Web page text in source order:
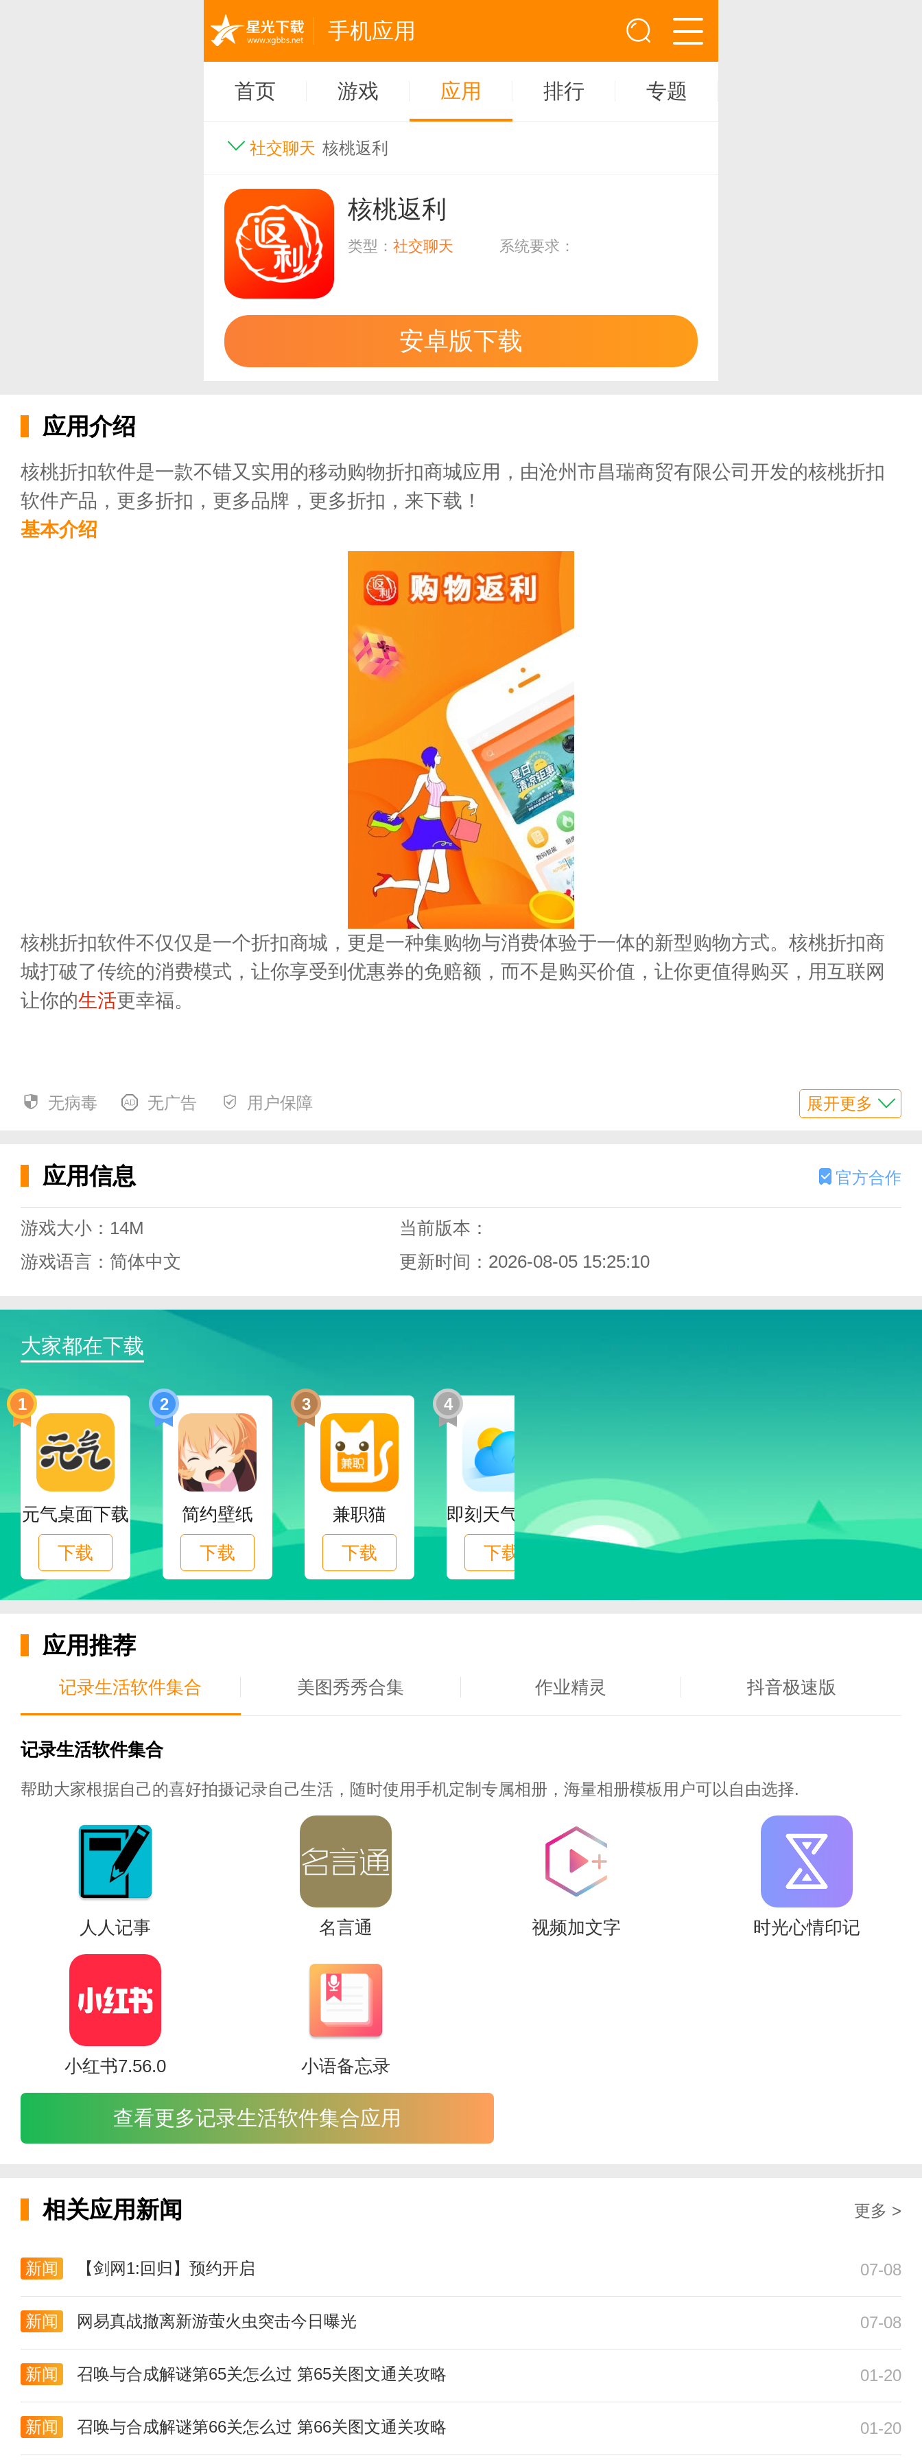
手机应用
首页 游戏 应用 排行 专题
社交聊天 核桃返利
核桃返利
类型： 社交聊天 系统要求：
安卓版下载
应用介绍
核桃折扣软件是一款不错又实用的移动购物折扣商城应用，由沧州市昌瑞商贸有限公司开发的核桃折扣
软件产品，更多折扣，更多品牌，更多折扣，来下载！
基本介绍
核桃折扣软件不仅仅是一个折扣商城，更是一种集购物与消费体验于一体的新型购物方式。核桃折扣商
城打破了传统的消费模式，让你享受到优惠券的免赔额，而不是购买价值，让你更值得购买，用互联网
让你的生活更幸福。
[极限服务]
在线客服已经准备好回答用户问题，所以你一定要回答我。
当天下单当天发货，物流快，让心爱的人早日回家。
新人注册送核桃，可以用核桃扣核桃数，可以参与各种口味。
[质量第一选择]
收集百万商家，最好是百万家电，严格执行12类筛选流程，确保每一件商品都是好的。
软件优势
核桃返利是核桃的购物申请，可以抵扣，也可以购买。
用户可以选择不同的产品，参与活动，获得超值优惠券，享受购物优惠券的全面减免，使用核桃直接抵
扣金额。平台引导供应链源头，通过降低价格初始化让用户自由消费，更有趣的活动提升了核桃在应用
无病毒 无广告 用户保障 展开更多
应用信息 官方合作
游戏大小：14M
当前版本：
游戏语言：简体中文
更新时间：2026-08-05 15:25:10
大家都在下载
1
元气桌面下载
下载
2
简约壁纸
下载
3
兼职猫
下载
4
即刻天气App官网版
下载
下载
应用推荐
记录生活软件集合 美图秀秀合集 作业精灵 抖音极速版
记录生活软件集合
帮助大家根据自己的喜好拍摄记录自己生活，随时使用手机定制专属相册，海量相册模板用户可以自由选择.
人人记事 名言通 视频加文字 时光心情印记
小红书7.56.0 小语备忘录
查看更多记录生活软件集合应用
相关应用新闻 更多 >
新闻 【剑网1:回归】预约开启 07-08
新闻 网易真战撤离新游萤火虫突击今日曝光 07-08
新闻 召唤与合成解谜第65关怎么过 第65关图文通关攻略 01-20
新闻 召唤与合成解谜第66关怎么过 第66关图文通关攻略 01-20